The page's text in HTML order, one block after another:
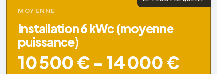
MOYENNE
Installation 6 kWc (moyenne
puissance)
10 500 € - 14 000 €